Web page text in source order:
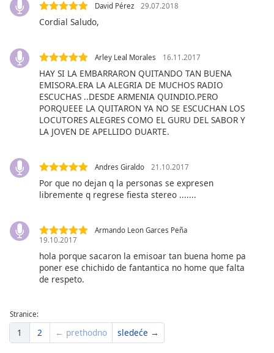
modal
Beginning
close
the
Text
Color
Background
Color
David Pérez 29.07.2018
Cordial Saludo,
Arley Leal Morales 16.11.2017
HAY SI LA EMBARRARON QUITANDO TAN BUENA
EMISORA.ERA LA ALEGRIA DE MUCHOS RADIO
ESCUCHAS ..DESDE ARMENIA QUINDIO.PERO
PORQUEEE LA QUITARON YA NO SE ESCUCHAN LOS
LOCUTORES ALEGRES COMO EL GURU DEL SABOR Y
LA JOVEN DE APELLIDO DUARTE.
Andres Giraldo 21.10.2017
Por que no dejan q la personas se expresen
libremente q regrese fiesta stereo .......
Armando Leon Garces Peña
19.10.2017
hola porque sacaron la emisoar tan buena home pa
poner ese chichido de fantantica no home que falta
de respeto.
Stranice:
1 2 ← prethodno sledeće →